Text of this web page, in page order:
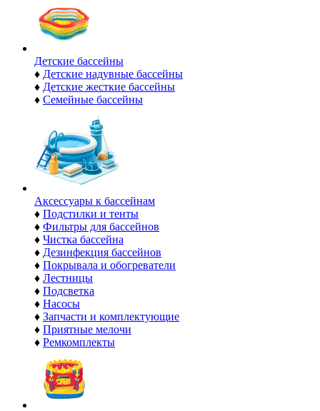
Детские бассейны
♦ Детские надувные бассейны
♦ Детские жесткие бассейны
♦ Семейные бассейны
Аксессуары к бассейнам
♦ Подстилки и тенты
♦ Фильтры для бассейнов
♦ Чистка бассейна
♦ Дезинфекция бассейнов
♦ Покрывала и обогреватели
♦ Лестницы
♦ Подсветка
♦ Насосы
♦ Запчасти и комплектующие
♦ Приятные мелочи
♦ Ремкомплекты